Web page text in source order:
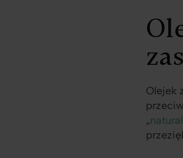
Olejek
„